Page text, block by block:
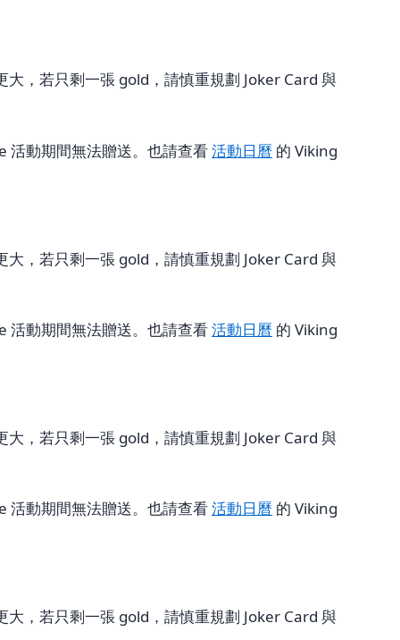
，若只剩一張 gold，請慎重規劃 Joker Card 與
活動期間無法贈送。也請查看活動日曆 的 Viking
，若只剩一張 gold，請慎重規劃 Joker Card 與
活動期間無法贈送。也請查看活動日曆 的 Viking
，若只剩一張 gold，請慎重規劃 Joker Card 與
活動期間無法贈送。也請查看活動日曆 的 Viking
，若只剩一張 gold，請慎重規劃 Joker Card 與